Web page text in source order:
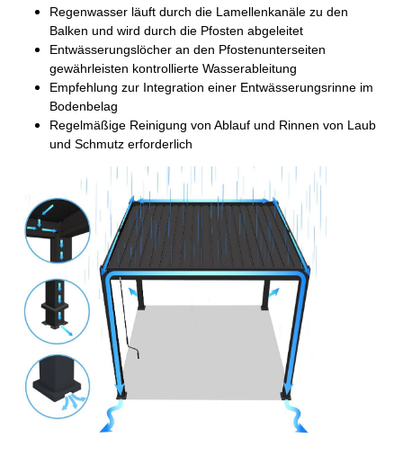
Regenwasser läuft durch die Lamellenkanäle zu den
Balken und wird durch die Pfosten abgeleitet
Entwässerungslöcher an den Pfostenunterseiten
gewährleisten kontrollierte Wasserableitung
Empfehlung zur Integration einer Entwässerungsrinne im
Bodenbelag
Regelmäßige Reinigung von Ablauf und Rinnen von Laub
und Schmutz erforderlich